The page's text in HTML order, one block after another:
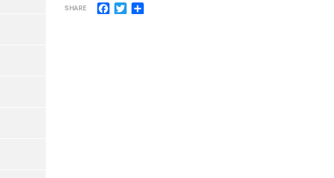
SHARE Facebook
Twitter